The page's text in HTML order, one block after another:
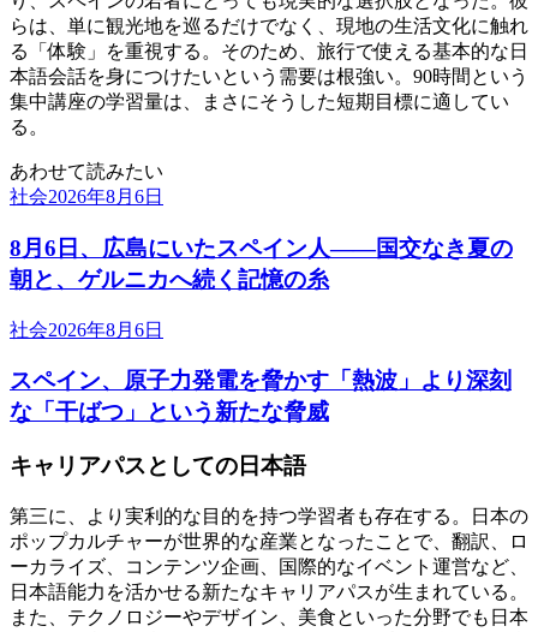
らは、単に観光地を巡るだけでなく、現地の生活文化に触れ
る「体験」を重視する。そのため、旅行で使える基本的な日
本語会話を身につけたいという需要は根強い。90時間という
集中講座の学習量は、まさにそうした短期目標に適してい
る。
あわせて読みたい
社会2026年8月6日
8月6日、広島にいたスペイン人――国交なき夏の
朝と、ゲルニカへ続く記憶の糸
社会2026年8月6日
スペイン、原子力発電を脅かす「熱波」より深刻
な「干ばつ」という新たな脅威
キャリアパスとしての日本語
第三に、より実利的な目的を持つ学習者も存在する。日本の
ポップカルチャーが世界的な産業となったことで、翻訳、ロ
ーカライズ、コンテンツ企画、国際的なイベント運営など、
日本語能力を活かせる新たなキャリアパスが生まれている。
また、テクノロジーやデザイン、美食といった分野でも日本